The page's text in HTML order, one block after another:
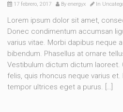
17 febrero, 2017 By energyx In
Lorem ipsum dolor sit amet,
Donec condimentum accumsan
varius vitae. Morbi dapibus neque
bibendum. Phasellus at ornare
Vestibulum dictum dictum
felis, quis rhoncus neque varius
tempor ultrices eget a purus. […]